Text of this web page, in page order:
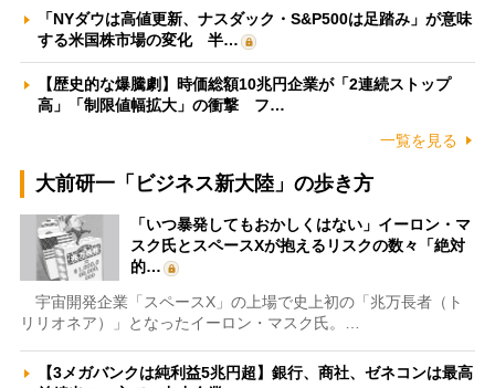
「NYダウは高値更新、ナスダック・S&P500は足踏み」が意味
する米国株市場の変化 半…
【歴史的な爆騰劇】時価総額10兆円企業が「2連続ストップ
高」「制限値幅拡大」の衝撃 フ…
一覧を見る
大前研一「ビジネス新大陸」の歩き方
「いつ暴発してもおかしくはない」イーロン・マ
スク氏とスペースXが抱えるリスクの数々「絶対
的…
宇宙開発企業「スペースX」の上場で史上初の「兆万長者（ト
リリオネア）」となったイーロン・マスク氏。…
【3メガバンクは純利益5兆円超】銀行、商社、ゼネコンは最高